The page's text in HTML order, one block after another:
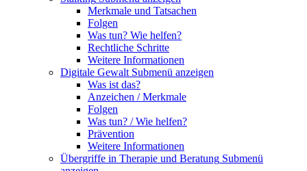
Merkmale und Tatsachen
Folgen
Was tun? Wie helfen?
Rechtliche Schritte
Weitere Informationen
Digitale Gewalt Submenü anzeigen
Was ist das?
Anzeichen / Merkmale
Folgen
Was tun? / Wie helfen?
Prävention
Weitere Informationen
Übergriffe in Therapie und Beratung Submenü